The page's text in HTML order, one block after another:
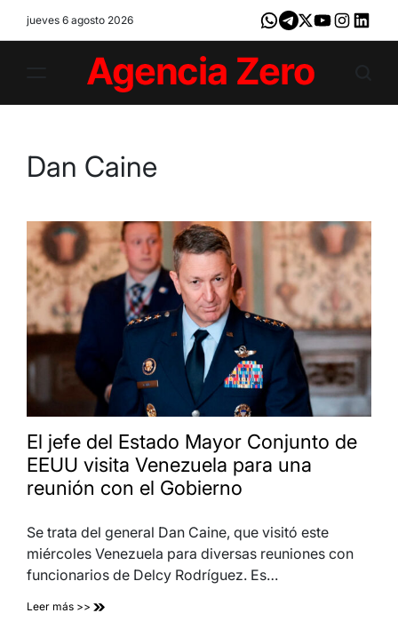
jueves 6 agosto 2026 Whatsapp
Telegram
X YoutubeInstagram
Dan Caine
El jefe del Estado Mayor Conjunto de
EEUU visita Venezuela para una
reunión con el Gobierno
Se trata del general Dan Caine, que visitó este
miércoles Venezuela para diversas reuniones con
funcionarios de Delcy Rodríguez. Es…
Leer más >>